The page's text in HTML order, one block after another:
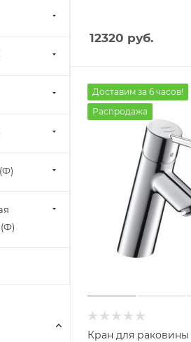
12320 руб.
Доставим за 6 часов!
Распродажа
Кран для раковины
(Ф)